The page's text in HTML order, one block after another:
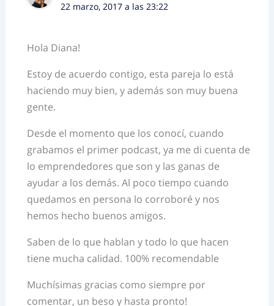
22 marzo, 2017 a las 23:22
Hola Diana!
Estoy de acuerdo contigo, esta pareja lo está
haciendo muy bien, y además son muy buena
gente.
Desde el momento que los conocí, cuando
grabamos el primer podcast, ya me di cuenta de
lo emprendedores que son y las ganas de
ayudar a los demás. Al poco tiempo cuando
quedamos en persona lo corroboré y nos
hemos hecho buenos amigos.
Saben de lo que hablan y todo lo que hacen
tiene mucha calidad. 100% recomendable
Muchísimas gracias como siempre por
comentar, un beso y hasta pronto!